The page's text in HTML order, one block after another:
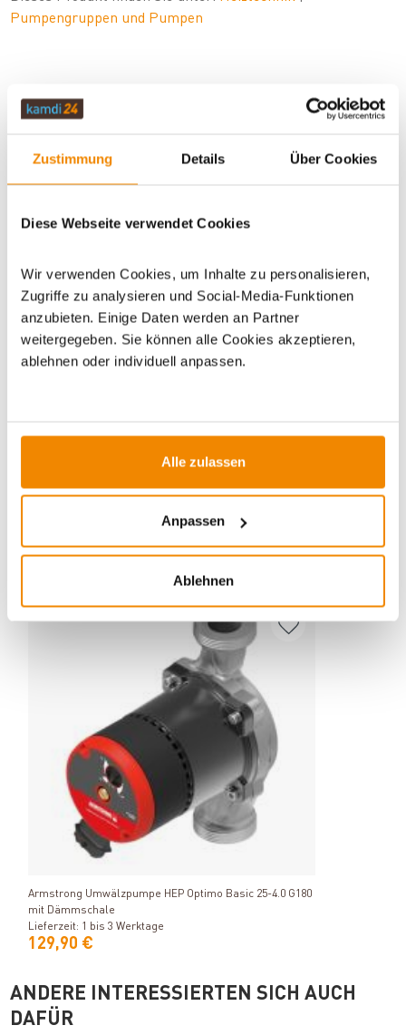
Zustimmung Details Über Cookies
Diese Webseite verwendet Cookies
Wir verwenden Cookies, um Inhalte zu personalisieren,
Zugriffe zu analysieren und Social-Media-Funktionen
anzubieten. Einige Daten werden an Partner
weitergegeben. Sie können alle Cookies akzeptieren,
ablehnen oder individuell anpassen.
Alle zulassen
Anpassen
Ablehnen
Pumpengruppen und Pumpen
Speicher:
Sven Klitzsch beschäftigt sich bereits seit einigen
Jahren mit den Themen Solarthermie,
Speichertechnik und regenerative Energien. Sein
E-Mail:
[email protected]
0351 25930011
ZUBEHÖR
Armstrong Umwälzpumpe HEP Optimo Basic 25-4.0 G180
mit Dämmschale
Lieferzeit: 1 bis 3 Werktage
129,90 €
ANDERE INTERESSIERTEN SICH AUCH
DAFÜR